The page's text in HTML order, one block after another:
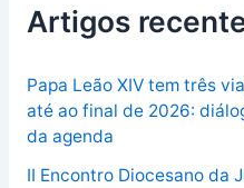
Artigos
Papa Leão XIV tem três
até ao final de 2026:
da agenda
II Encontro Diocesano da